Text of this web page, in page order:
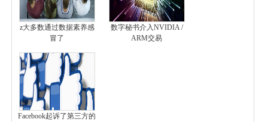
z大多数通过数据素养感
冒了
数字秘书介入NVIDIA /
ARM交易
Facebook起诉了第三方的